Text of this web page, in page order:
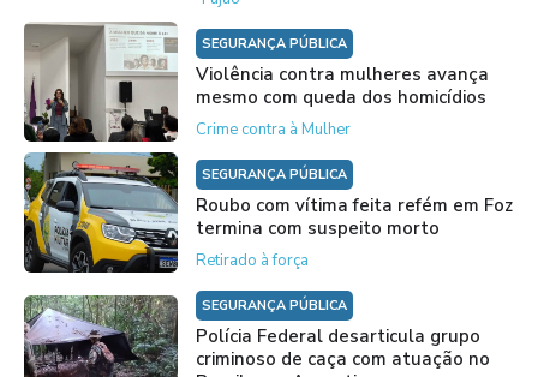
SEGURANÇA PÚBLICA
Violência contra mulheres avança
mesmo com queda dos homicídios
Crime contra à Mulher
SEGURANÇA PÚBLICA
Roubo com vítima feita refém em Foz
termina com suspeito morto
Retirado à força
SEGURANÇA PÚBLICA
Polícia Federal desarticula grupo
criminoso de caça com atuação no